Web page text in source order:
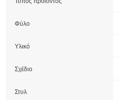
Φύλο
Υλικό
Σχέδιο
Στυλ